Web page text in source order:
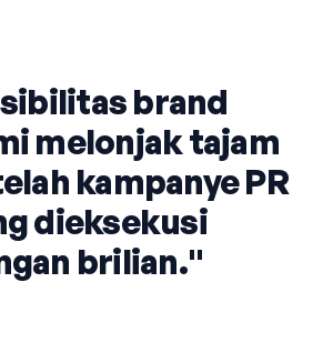
brand
melonjak tajam
kampanye PR
dieksekusi
brilian."